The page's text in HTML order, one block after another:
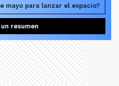
mayo para lanzar el espacio?
un resumen